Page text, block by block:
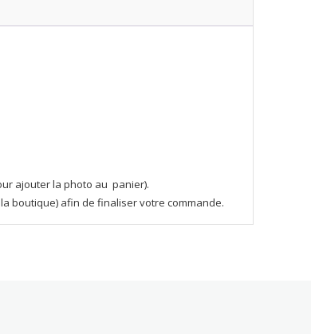
ajouter la photo au panier).
boutique) afin de finaliser votre commande.